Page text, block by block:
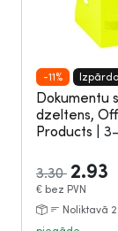
-11%
Dokumentu
dzeltens,
Products
3.30 2.93
€ bez PVN
Noliktavā